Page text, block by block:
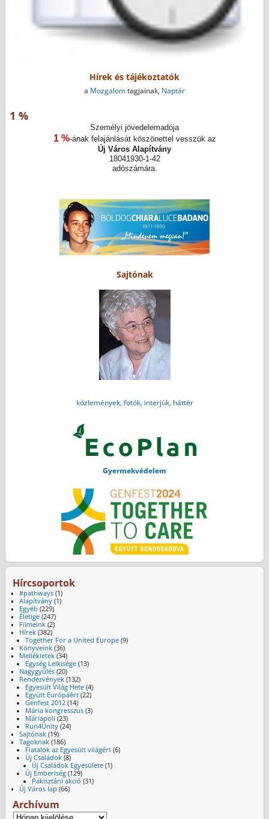
Hírek és tájékoztatók
a Mozgalomtagjainak, Naptár
1 %
Személyi jövedelemadója
1 %-ának felajánlását köszönettel vesszük az
Új Város Alapítvány
18041930-1-42
adószámára.
Sajtónak
közlemények, fotók, interjúk, háttér
Gyermekvédelem
Hírcsoportok
#pathways(1)
Alapítvány(1)
Egyéb (229)
Életige(247)
Filmeink(2)
Hírek(382)
Together For a United Europe (9)
Könyveink(36)
Mellékletek(34)
Egység Lelkisége (13)
Nagygyűlés(20)
Rendezvények(132)
Egyesült Világ Hete (4)
Együtt Európáért (22)
Genfest 2012 (14)
Mária kongresszus (3)
Máriapoli (23)
Run4Unity (24)
Sajtónak(19)
Tagoknak(186)
Fiatalok az Egyesült világért (6)
Új Családok (8)
Új Családok Egyesülete(1)
Új Emberiség (129)
Pakisztáni akció (31)
Új Város lap (66)
Archívum